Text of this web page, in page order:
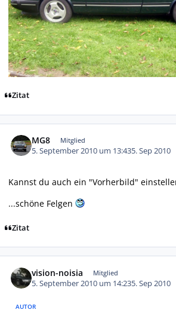
Zitat
MG8 Mitglied
5. September 2010 um 13:435. Sep 2010
Kannst du auch ein "Vorherbild"
...schöne Felgen
Zitat
vision-noisia Mitglied
5. September 2010 um 14:235. Sep 2010
AUTOR